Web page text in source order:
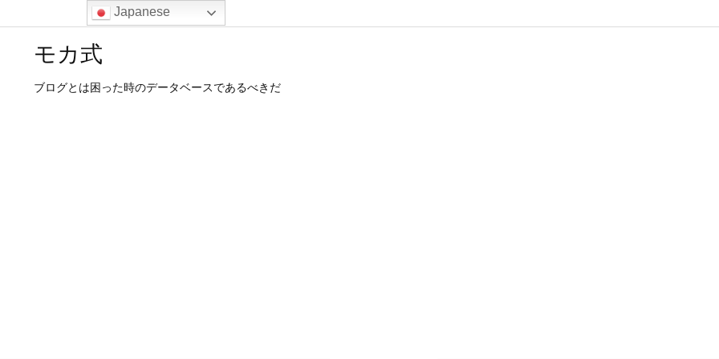
モカ式
ブログとは困った時のデータベースであるべきだ
Japanese